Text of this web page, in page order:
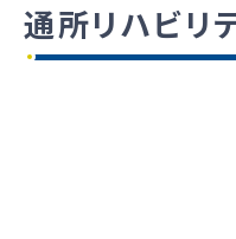
通所リハビリ